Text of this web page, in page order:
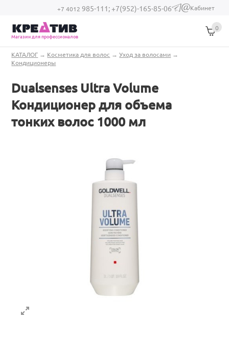
Перейти к основному содержанию
+7 4012 985-111;+7(952)-165-85-06
(link sends e-
Кабинет
Магазин для профессионалов
0
Вы здесь
КАТАЛОГ → Косметика для волос →Уход за волосами →
Кондиционеры
Dualsenses Ultra Volume
Кондиционер для объема
тонких волос 1000 мл